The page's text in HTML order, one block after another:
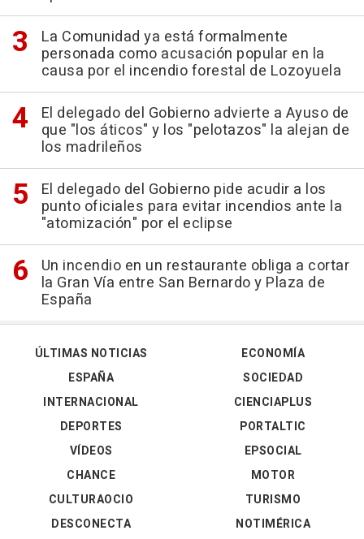
La Comunidad ya está formalmente
personada como acusación popular en la
causa por el incendio forestal de Lozoyuela
El delegado del Gobierno advierte a Ayuso de
que "los áticos" y los "pelotazos" la alejan de
los madrileños
El delegado del Gobierno pide acudir a los
punto oficiales para evitar incendios ante la
"atomización" por el eclipse
Un incendio en un restaurante obliga a cortar
la Gran Vía entre San Bernardo y Plaza de
España
ÚLTIMAS NOTICIAS
ESPAÑA
INTERNACIONAL
DEPORTES
VÍDEOS
ECONOMÍA
SOCIEDAD
CIENCIAPLUS
PORTALTIC
EPSOCIAL
CHANCE
CULTURAOCIO
DESCONECTA
MOTOR
TURISMO
NOTIMÉRICA